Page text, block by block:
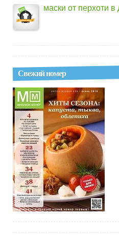
маски от перхоти
Свежий номер